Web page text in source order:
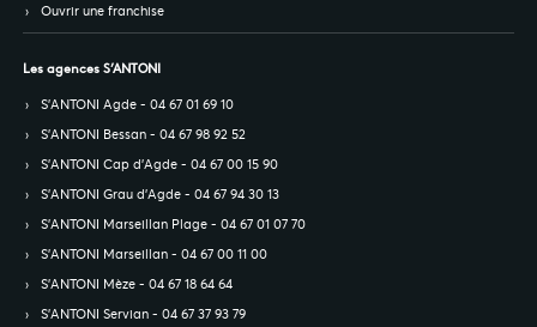
Ouvrir une franchise
Les agences S’ANTONI
S’ANTONI Agde - 04 67 01 69 10
S’ANTONI Bessan - 04 67 98 92 52
S’ANTONI Cap d'Agde - 04 67 00 15 90
S’ANTONI Grau d'Agde - 04 67 94 30 13
S’ANTONI Marseillan Plage - 04 67 01 07 70
S’ANTONI Marseillan - 04 67 00 11 00
S’ANTONI Mèze - 04 67 18 64 64
S’ANTONI Servian - 04 67 37 93 79